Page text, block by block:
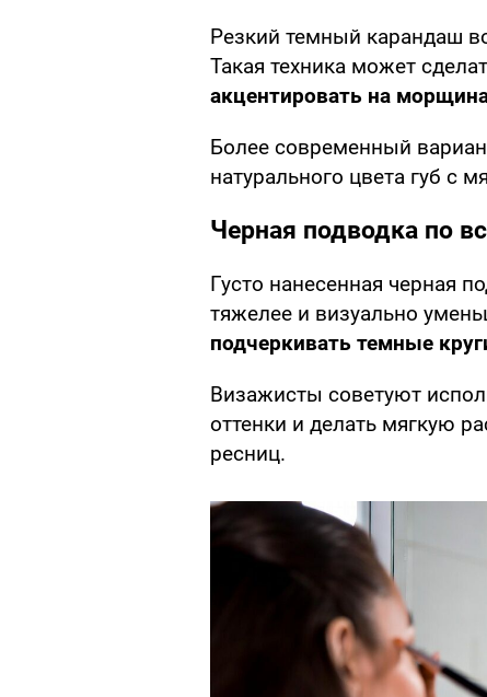
Резкий темный карандаш
Такая техника может
акцентировать на
Более современный
натурального цвета губ с
Черная подводка по
Густо нанесенная черная
тяжелее и визуально
подчеркивать темные
Визажисты советуют
оттенки и делать мягкую
ресниц.